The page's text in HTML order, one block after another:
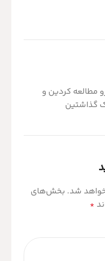
مطالعه کردین و
گذاشتین
شد. بخش‌های
*